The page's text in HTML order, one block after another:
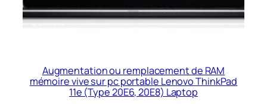
Augmentation ou remplacement de RAM
mémoire vive sur pc portable Lenovo ThinkPad
11e (Type 20E6, 20E8) Laptop